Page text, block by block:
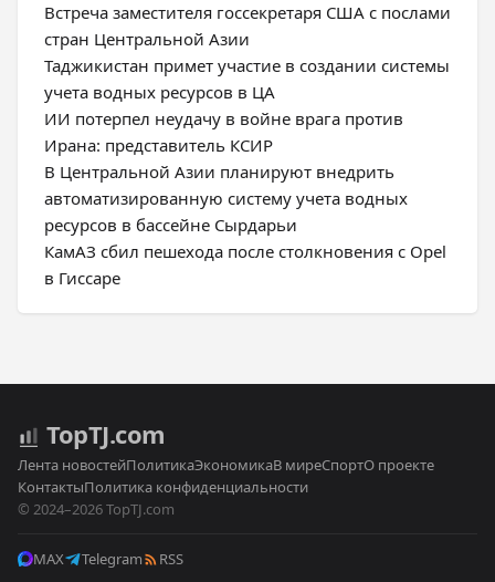
Встреча заместителя госсекретаря США с послами
стран Центральной Азии
Таджикистан примет участие в создании системы
учета водных ресурсов в ЦА
ИИ потерпел неудачу в войне врага против
Ирана: представитель КСИР
В Центральной Азии планируют внедрить
автоматизированную систему учета водных
ресурсов в бассейне Сырдарьи
КамАЗ сбил пешехода после столкновения с Opel
в Гиссаре
TopTJ.com
Лента новостейПолитикаЭкономикаВ миреСпортО проекте
КонтактыПолитика конфиденциальности
© 2024–2026 TopTJ.com
MAX Telegram RSS